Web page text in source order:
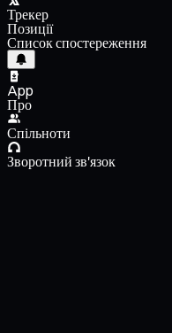
Трекер
Позиції
Список спостереження
App
Про
Спільноти
Зворотний зв'язок